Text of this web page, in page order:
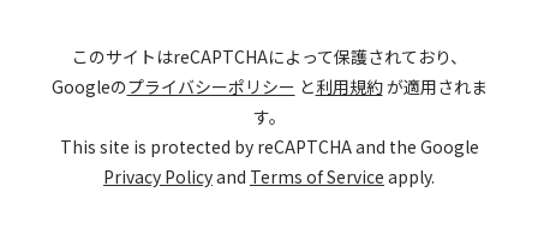
このサイトはreCAPTCHAによって保護されており、
Googleのプライバシーポリシー と利用規約が適用されま
す。
This site is protected by reCAPTCHA and the Google
Privacy Policyand Terms of Service apply.